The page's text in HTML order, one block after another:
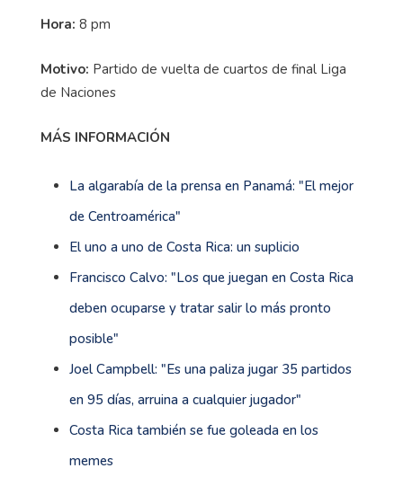
Hora: 8 pm
Motivo: Partido de vuelta de cuartos de final Liga
de Naciones
MÁS INFORMACIÓN
La algarabía de la prensa en Panamá: "El mejor
de Centroamérica"
El uno a uno de Costa Rica: un suplicio
Francisco Calvo: "Los que juegan en Costa Rica
deben ocuparse y tratar salir lo más pronto
posible"
Joel Campbell: "Es una paliza jugar 35 partidos
en 95 días, arruina a cualquier jugador"
Costa Rica también se fue goleada en los
memes